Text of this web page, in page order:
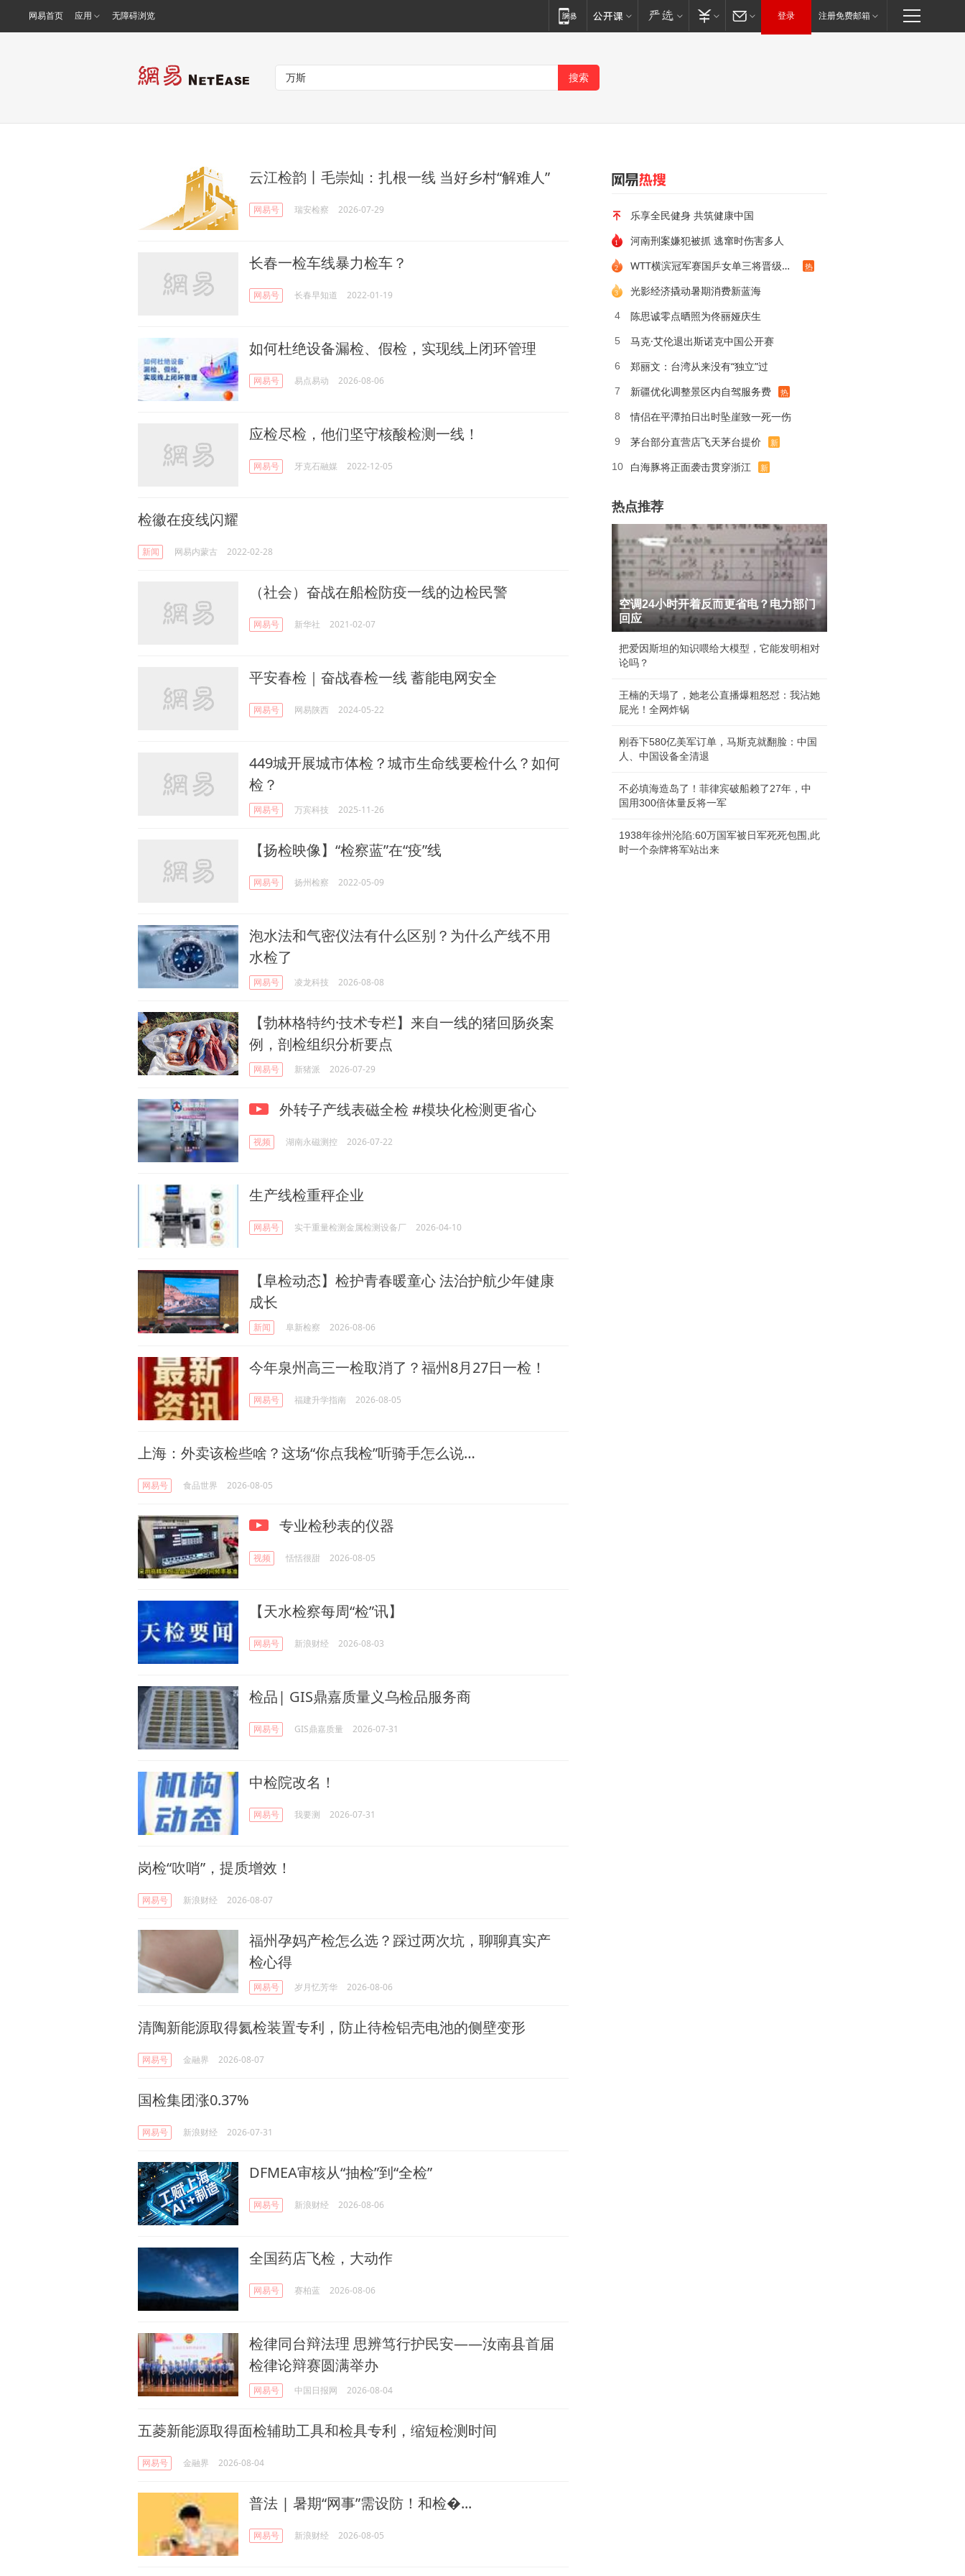
网易首页 应用 无障碍浏览 登录 注册免费邮箱
云江检韵丨毛崇灿：扎根一线 当好乡村“解难人”
网易号 瑞安检察 2026-07-29
长春一检车线暴力检车？
网易号 长春早知道 2022-01-19
如何杜绝设备漏检、假检，实现线上闭环管理
网易号 易点易动 2026-08-06
应检尽检，他们坚守核酸检测一线！
网易号 牙克石融媒 2022-12-05
检徽在疫线闪耀
新闻 网易内蒙古 2022-02-28
（社会）奋战在船检防疫一线的边检民警
网易号 新华社 2021-02-07
平安春检｜奋战春检一线 蓄能电网安全
网易号 网易陕西 2024-05-22
449城开展城市体检？城市生命线要检什么？如何
检？
网易号 万宾科技 2025-11-26
【扬检映像】“检察蓝”在“疫”线
网易号 扬州检察 2022-05-09
泡水法和气密仪法有什么区别？为什么产线不用
水检了
网易号 凌龙科技 2026-08-08
【勃林格特约·技术专栏】来自一线的猪回肠炎案
例，剖检组织分析要点
网易号 新猪派 2026-07-29
外转子产线表磁全检 #模块化检测更省心
视频 湖南永磁测控 2026-07-22
生产线检重秤企业
网易号 实干重量检测金属检测设备厂 2026-04-10
【阜检动态】检护青春暖童心 法治护航少年健康
成长
新闻 阜新检察 2026-08-06
今年泉州高三一检取消了？福州8月27日一检！
网易号 福建升学指南 2026-08-05
上海：外卖该检些啥？这场“你点我检”听骑手怎么说…
网易号 食品世界 2026-08-05
专业检秒表的仪器
视频 恬恬很甜 2026-08-05
【天水检察每周“检”讯】
网易号 新浪财经 2026-08-03
检品| GIS鼎嘉质量义乌检品服务商
网易号 GIS鼎嘉质量 2026-07-31
中检院改名！
网易号 我要测 2026-07-31
岗检“吹哨”，提质增效！
网易号 新浪财经 2026-08-07
福州孕妈产检怎么选？踩过两次坑，聊聊真实产
检心得
网易号 岁月忆芳华 2026-08-06
清陶新能源取得氦检装置专利，防止待检铝壳电池的侧壁变形
网易号 金融界 2026-08-07
国检集团涨0.37%
网易号 新浪财经 2026-07-31
DFMEA审核从“抽检”到“全检”
网易号 新浪财经 2026-08-06
全国药店飞检，大动作
网易号 赛柏蓝 2026-08-06
检律同台辩法理 思辨笃行护民安——汝南县首届
检律论辩赛圆满举办
网易号 中国日报网 2026-08-04
五菱新能源取得面检辅助工具和检具专利，缩短检测时间
网易号 金融界 2026-08-04
普法 | 暑期“网事”需设防！和检�...
网易号 新浪财经 2026-08-05
乐享全民健身 共筑健康中国
1
河南刑案嫌犯被抓 逃窜时伤害多人
WTT横滨冠军赛国乒女单三将晋级四强 热
光影经济撬动暑期消费新蓝海
4 陈思诚零点晒照为佟丽娅庆生
5 马克·艾伦退出斯诺克中国公开赛
6 郑丽文：台湾从来没有“独立”过
7 新疆优化调整景区内自驾服务费 热
8 情侣在平潭拍日出时坠崖致一死一伤
9 茅台部分直营店飞天茅台提价 新
10 白海豚将正面袭击贯穿浙江 新
热点推荐
空调24小时开着反而更省电？电力部门
回应
把爱因斯坦的知识喂给大模型，它能发明相对
论吗？
王楠的天塌了，她老公直播爆粗怒怼：我沾她
屁光！全网炸锅
刚吞下580亿美军订单，马斯克就翻脸：中国
人、中国设备全清退
不必填海造岛了！菲律宾破船赖了27年，中
国用300倍体量反将一军
1938年徐州沦陷:60万国军被日军死死包围,此
时一个杂牌将军站出来